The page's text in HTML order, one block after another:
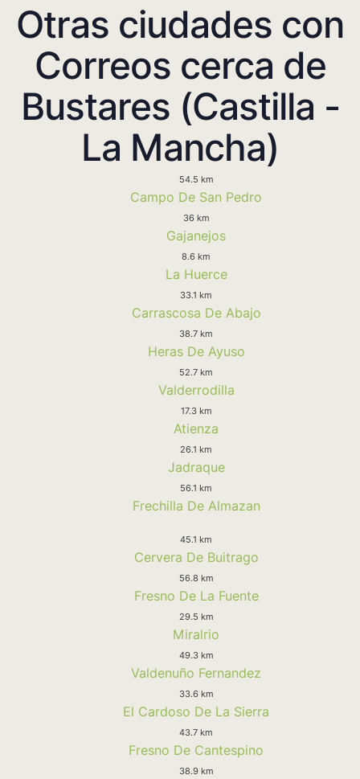
Otras ciudades con
Correos cerca de
Bustares (Castilla -
La Mancha)
54.5 km
Campo De San Pedro
36 km
Gajanejos
8.6 km
La Huerce
33.1 km
Carrascosa De Abajo
38.7 km
Heras De Ayuso
52.7 km
Valderrodilla
17.3 km
Atienza
26.1 km
Jadraque
56.1 km
Frechilla De Almazan
45.1 km
Cervera De Buitrago
56.8 km
Fresno De La Fuente
29.5 km
Miralrio
49.3 km
Valdenuño Fernandez
33.6 km
El Cardoso De La Sierra
43.7 km
Fresno De Cantespino
38.9 km